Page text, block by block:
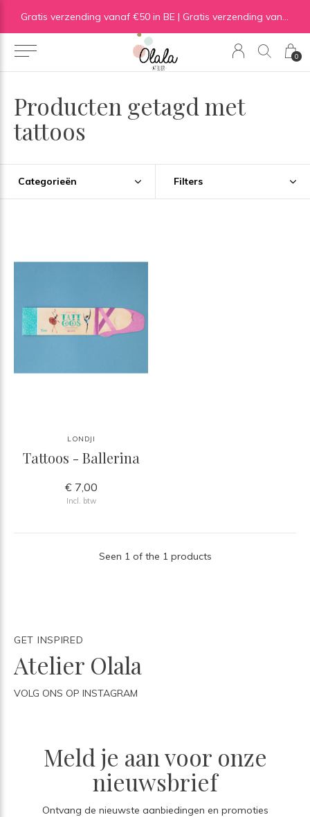
0
Gratis verzending vanaf €50 in BE | Gratis verzending vanaf €75 in NL
Producten getagd met
tattoos
Categorieën Filters
LONDJI
Tattoos - Ballerina
€ 7,00
Incl. btw
Seen 1 of the 1 products
GET INSPIRED
Atelier Olala
VOLG ONS OP INSTAGRAM
Meld je aan voor onze
nieuwsbrief
Ontvang de nieuwste aanbiedingen en promoties